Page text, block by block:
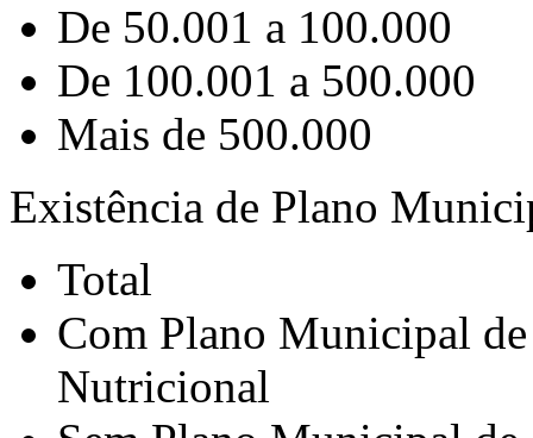
De 50.001 a 100.000
De 100.001 a 500.000
Mais de 500.000
Existência de Plano
Total
Com Plano Municipal
Nutricional